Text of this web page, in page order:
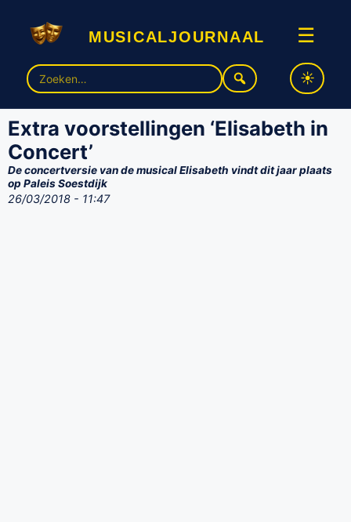
musicaljournaal ☰
Zoek
naar:
Extra voorstellingen ‘Elisabeth in
Concert’
De concertversie van de musical Elisabeth vindt dit jaar plaats
op Paleis Soestdijk
26/03/2018 - 11:47